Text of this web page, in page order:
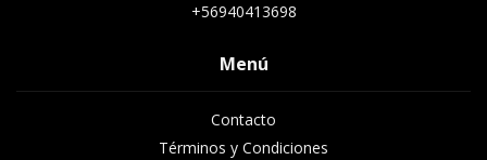
+56940413698
Menú
Contacto
Términos y Condiciones